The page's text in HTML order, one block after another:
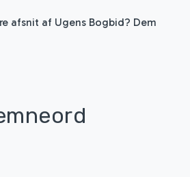
afsnit af Ugens Bogbid? Dem